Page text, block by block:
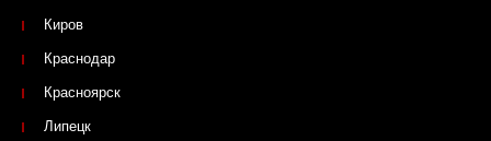
Киров
Краснодар
Красноярск
Липецк